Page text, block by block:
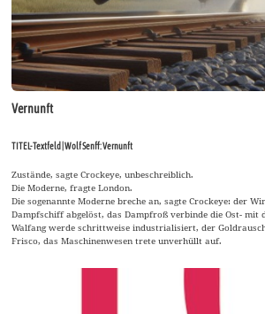
Vernunft
TITEL-Textfeld | Wolf Senff: Vernunft
Zustände, sagte Crockeye, unbeschreiblich.
Die Moderne, fragte London.
Die sogenannte Moderne breche an, sagte Crockeye: der
Dampfschiff abgelöst, das Dampfroß verbinde die Ost- mit
Walfang werde schrittweise industrialisiert, der
Frisco, das Maschinenwesen trete unverhüllt auf.